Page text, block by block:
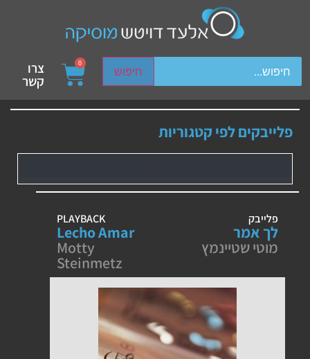
חיפוש
device users, explore by touch or with swipe gestures.
0 צרו
קשר
פלייבקים לפי קטגוריות
פלייבק
לך אמר
מוטי שטיינמץ
PLAYBACK
Lecho Amar
Motty
Steinmetz